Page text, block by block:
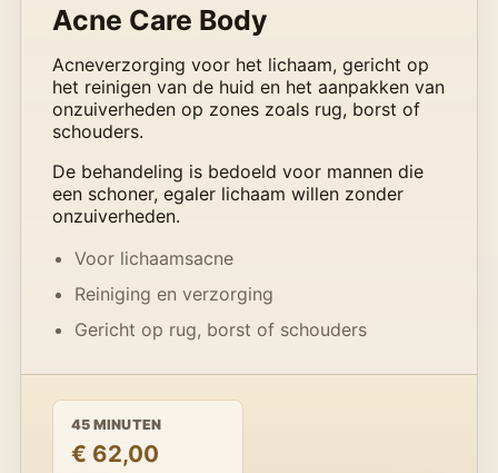
Acne Care Body
Acneverzorging voor het lichaam, gericht op
het reinigen van de huid en het aanpakken van
onzuiverheden op zones zoals rug, borst of
schouders.
De behandeling is bedoeld voor mannen die
een schoner, egaler lichaam willen zonder
onzuiverheden.
Voor lichaamsacne
Reiniging en verzorging
Gericht op rug, borst of schouders
45 MINUTEN
€ 62,00